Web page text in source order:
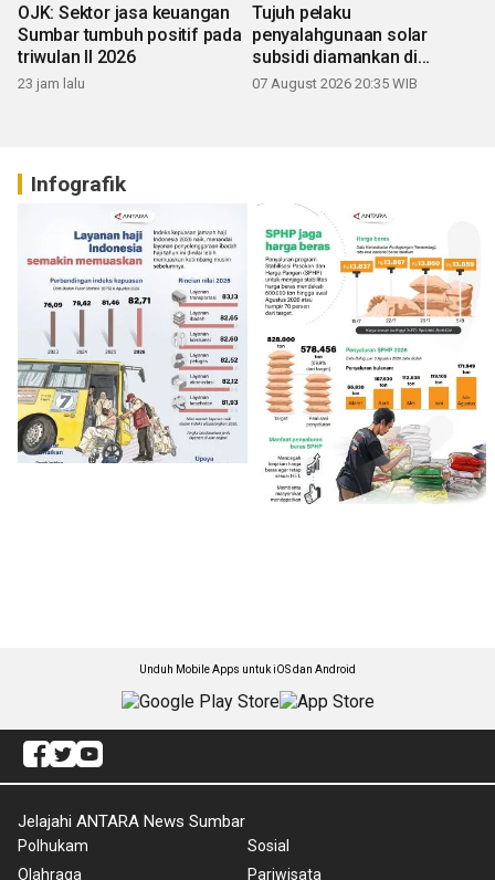
OJK: Sektor jasa keuangan
Sumbar tumbuh positif pada
triwulan II 2026
23 jam lalu
Tujuh pelaku
penyalahgunaan solar
subsidi diamankan di
Sumbar
07 August 2026 20:35 WIB
Infografik
Unduh Mobile Apps untuk iOS dan Android
Jelajahi ANTARA News Sumbar
Polhukam
Olahraga
Sosial
Pariwisata